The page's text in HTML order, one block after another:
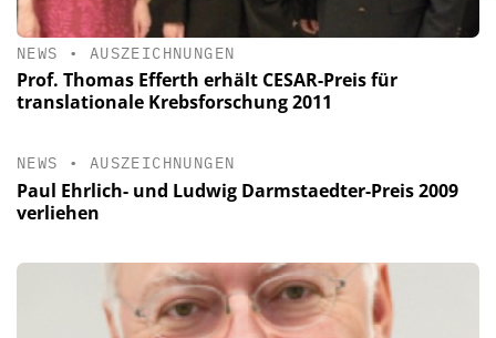
NEWS • AUSZEICHNUNGEN
Prof. Thomas Efferth erhält CESAR-Preis für
translationale Krebsforschung 2011
NEWS • AUSZEICHNUNGEN
Paul Ehrlich- und Ludwig Darmstaedter-Preis 2009
verliehen